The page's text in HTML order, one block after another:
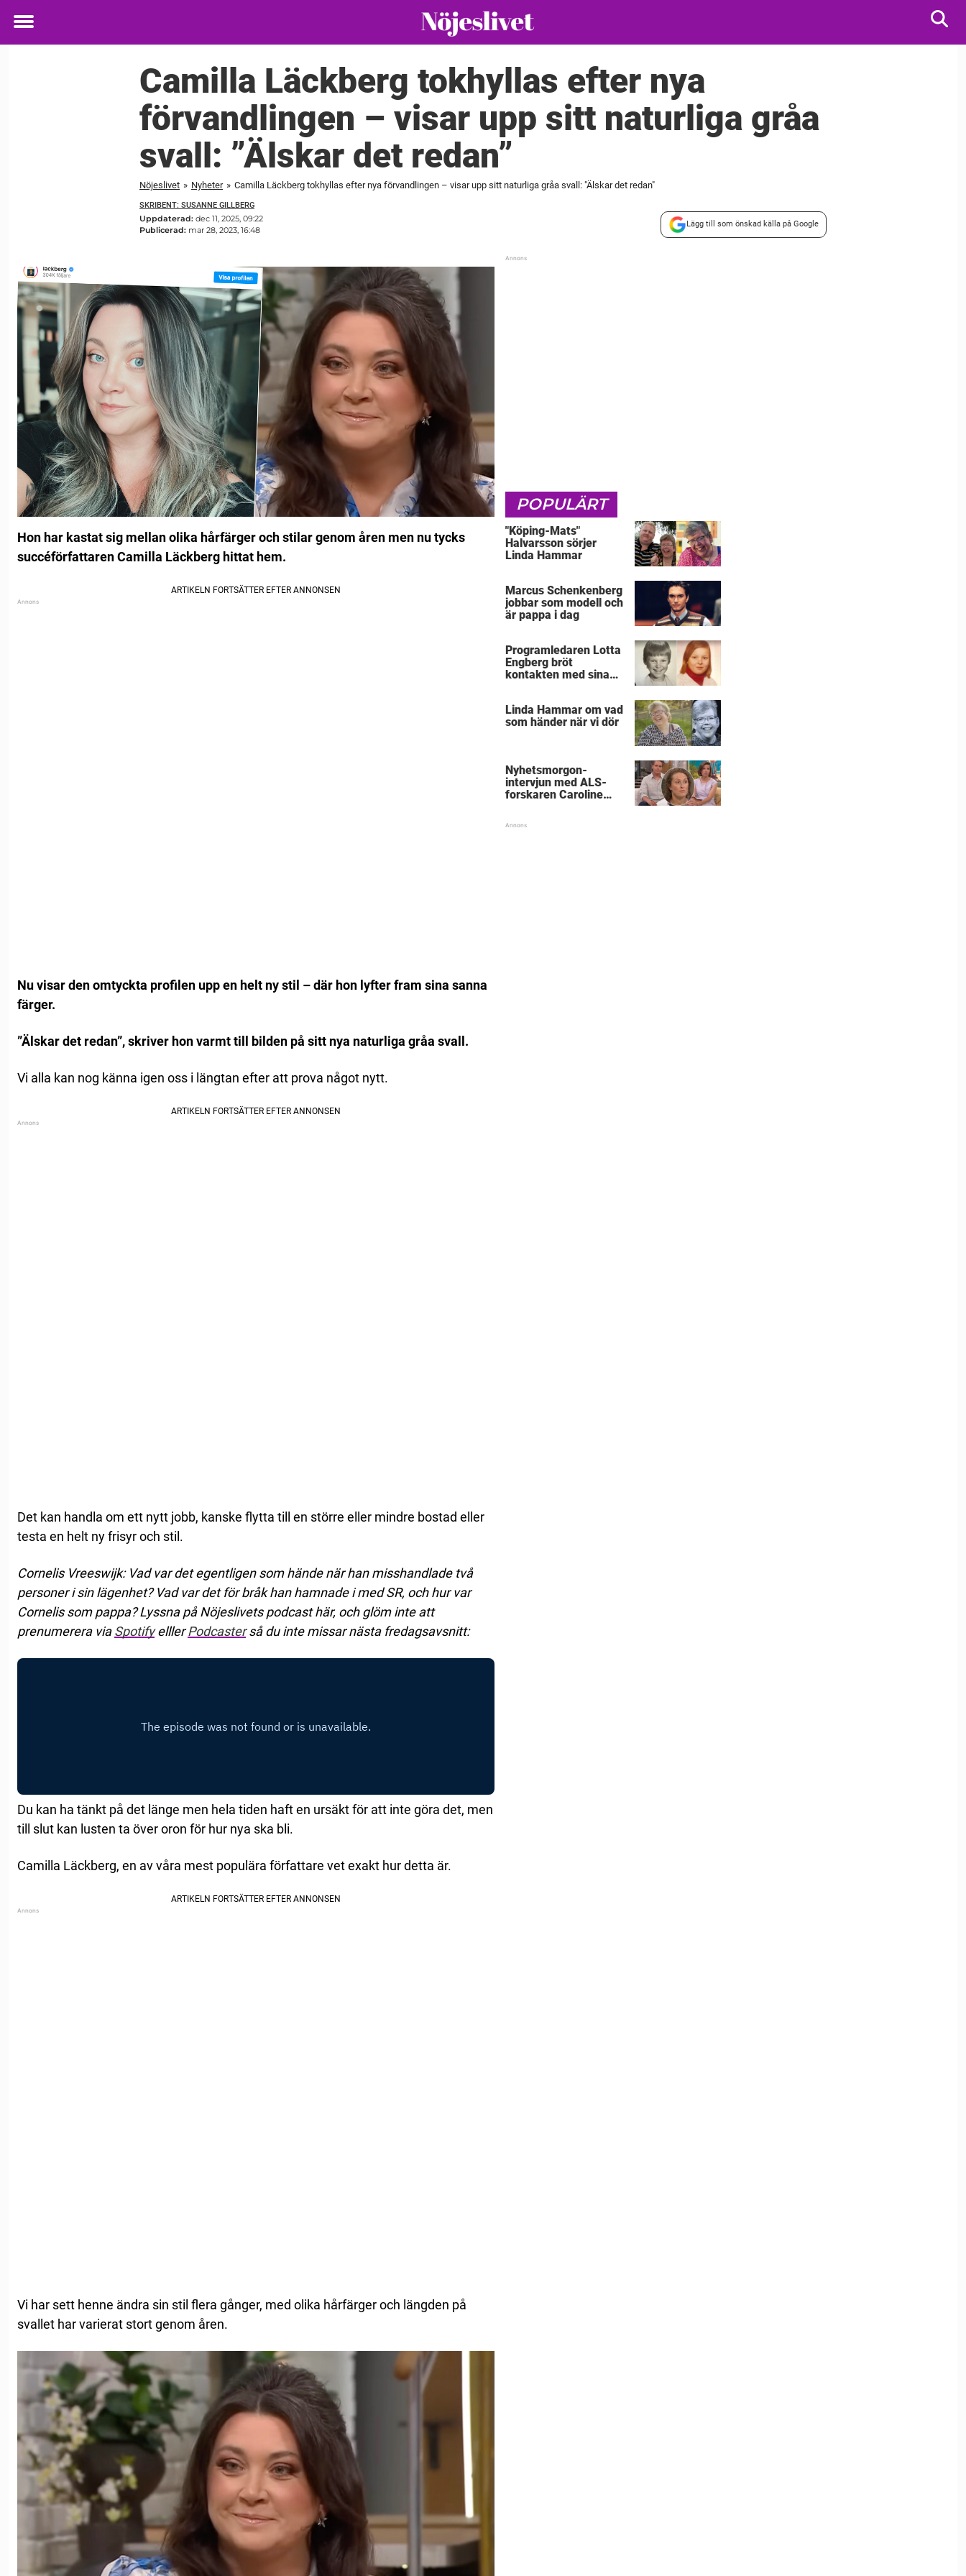
Toggle
Camilla Läckberg tokhyllas efter nya
förvandlingen – visar upp sitt naturliga gråa
svall: ”Älskar det redan”
Nöjeslivet » Nyheter » Camilla Läckberg tokhyllas efter nya förvandlingen – visar upp sitt naturliga gråa svall: "Älskar det redan"
SKRIBENT: SUSANNE GILLBERG
Uppdaterad: dec 11, 2025, 09:22
Publicerad: mar 28, 2023, 16:48
Lägg till som önskad källa på Google
Hon har kastat sig mellan olika hårfärger och stilar genom åren men nu tycks
succéförfattaren Camilla Läckberg hittat hem.
Nu visar den omtyckta profilen upp en helt ny stil – där hon lyfter fram sina sanna
färger.
”Älskar det redan”, skriver hon varmt till bilden på sitt nya naturliga gråa svall.
Vi alla kan nog känna igen oss i längtan efter att prova något nytt.
Det kan handla om ett nytt jobb, kanske flytta till en större eller mindre bostad eller
testa en helt ny frisyr och stil.
Cornelis Vreeswijk: Vad var det egentligen som hände när han misshandlade två
personer i sin lägenhet? Vad var det för bråk han hamnade i med SR, och hur var
Cornelis som pappa? Lyssna på Nöjeslivets podcast här, och glöm inte att
prenumerera viaSpotifyelllerPodcasterså du inte missar nästa fredagsavsnitt:
Du kan ha tänkt på det länge men hela tiden haft en ursäkt för att inte göra det, men
till slut kan lusten ta över oron för hur nya ska bli.
Camilla Läckberg, en av våra mest populära författare vet exakt hur detta är.
Vi har sett henne ändra sin stil flera gånger, med olika hårfärger och längden på
svallet har varierat stort genom åren.
POPULÄRT
"Köping-Mats"
Halvarsson sörjer
Linda Hammar
Marcus Schenkenberg
jobbar som modell och
är pappa i dag
Programledaren Lotta
Engberg bröt
kontakten med sina
Linda Hammar om vad
som händer när vi dör
Nyhetsmorgon-
intervjun med ALS-
forskaren Caroline